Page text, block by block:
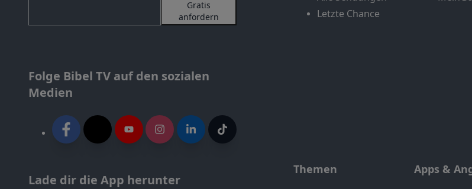
Gratis
anfordern
Folge Bibel TV auf den sozialen
Medien
Lade dir die App herunter
Letzte Chance
Themen Apps &